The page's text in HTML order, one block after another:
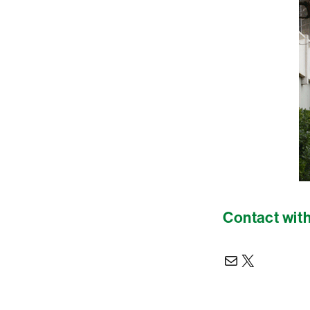
Contact
Mail
X